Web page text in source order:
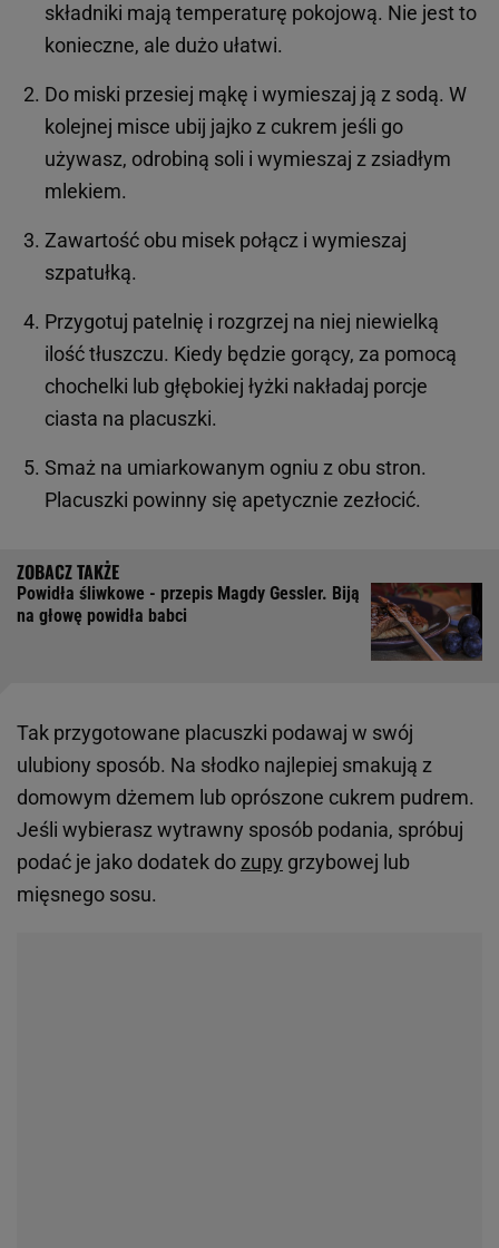
składniki mają temperaturę pokojową. Nie jest to
konieczne, ale dużo ułatwi.
Do miski przesiej mąkę i wymieszaj ją z sodą. W
kolejnej misce ubij jajko z cukrem jeśli go
używasz, odrobiną soli i wymieszaj z zsiadłym
mlekiem.
Zawartość obu misek połącz i wymieszaj
szpatułką.
Przygotuj patelnię i rozgrzej na niej niewielką
ilość tłuszczu. Kiedy będzie gorący, za pomocą
chochelki lub głębokiej łyżki nakładaj porcje
ciasta na placuszki.
Smaż na umiarkowanym ogniu z obu stron.
Placuszki powinny się apetycznie zezłocić.
Powidła śliwkowe - przepis Magdy Gessler. Biją
na głowę powidła babci
Tak przygotowane placuszki podawaj w swój
ulubiony sposób. Na słodko najlepiej smakują z
domowym dżemem lub oprószone cukrem pudrem.
Jeśli wybierasz wytrawny sposób podania, spróbuj
podać je jako dodatek dozupy grzybowej lub
mięsnego sosu.